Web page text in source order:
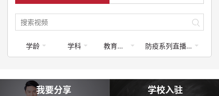
学龄 学科 教育类-体育运动 防疫系列直播课
我要分享 学校入驻